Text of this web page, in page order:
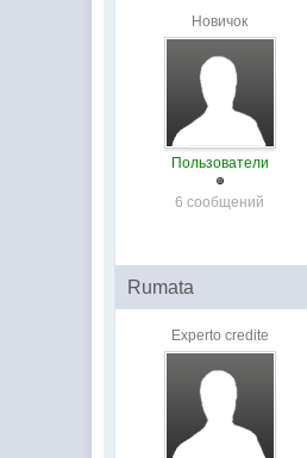
Новичок
Пользователи
6 сообщений
Rumata
Experto credite